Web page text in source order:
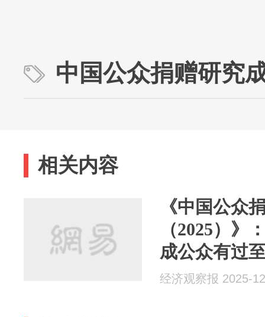
中国公众捐赠研究
相关内容
《中国公众
（2025）》
成公众有过
经济观察报 2025-